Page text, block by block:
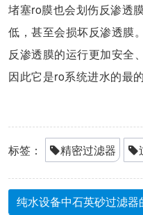
堵塞ro膜也会划伤反渗透
低，甚至会损坏反渗透膜
反渗透膜的运行更加安全
因此它是ro系统进水的最
标签： 精密过滤器
纯水设备中石英砂过滤器